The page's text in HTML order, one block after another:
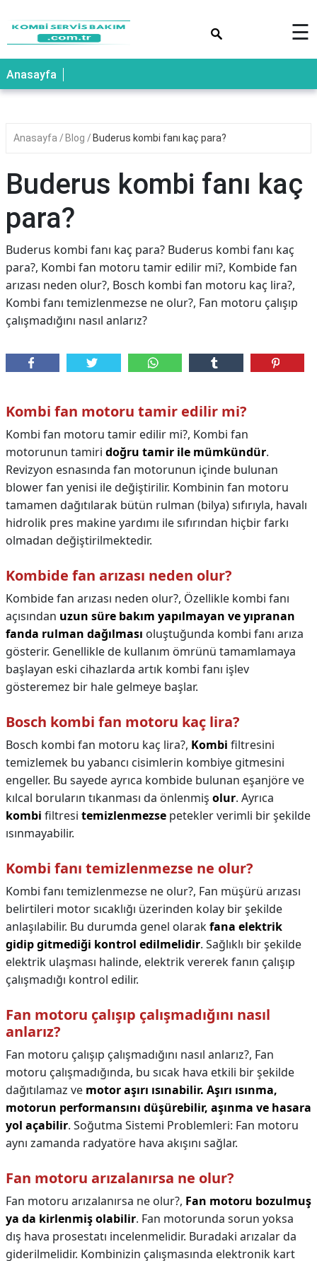
☰
Anasayfa
Anasayfa Blog Buderus kombi fanı kaç para?
Buderus kombi fanı kaç
para?
Buderus kombi fanı kaç para? Buderus kombi fanı kaç
para?, Kombi fan motoru tamir edilir mi?, Kombide fan
arızası neden olur?, Bosch kombi fan motoru kaç lira?,
Kombi fanı temizlenmezse ne olur?, Fan motoru çalışıp
çalışmadığını nasıl anlarız?
Kombi fan motoru tamir edilir mi?
Kombi fan motoru tamir edilir mi?, Kombi fan
motorunun tamiri doğru tamir ile mümkündür.
Revizyon esnasında fan motorunun içinde bulunan
blower fan yenisi ile değiştirilir. Kombinin fan motoru
tamamen dağıtılarak bütün rulman (bilya) sıfırıyla, havalı
hidrolik pres makine yardımı ile sıfırından hiçbir farkı
olmadan değiştirilmektedir.
Kombide fan arızası neden olur?
Kombide fan arızası neden olur?, Özellikle kombi fanı
açısından uzun süre bakım yapılmayan ve yıpranan
fanda rulman dağılması oluştuğunda kombi fanı arıza
gösterir. Genellikle de kullanım ömrünü tamamlamaya
başlayan eski cihazlarda artık kombi fanı işlev
gösteremez bir hale gelmeye başlar.
Bosch kombi fan motoru kaç lira?
Bosch kombi fan motoru kaç lira?, Kombi filtresini
temizlemek bu yabancı cisimlerin kombiye gitmesini
engeller. Bu sayede ayrıca kombide bulunan eşanjöre ve
kılcal boruların tıkanması da önlenmiş olur. Ayrıca
kombi filtresi temizlenmezse petekler verimli bir şekilde
ısınmayabilir.
Kombi fanı temizlenmezse ne olur?
Kombi fanı temizlenmezse ne olur?, Fan müşürü arızası
belirtileri motor sıcaklığı üzerinden kolay bir şekilde
anlaşılabilir. Bu durumda genel olarakfana elektrik
gidip gitmediği kontrol edilmelidir. Sağlıklı bir şekilde
elektrik ulaşması halinde, elektrik vererek fanın çalışıp
çalışmadığı kontrol edilir.
Fan motoru çalışıp çalışmadığını nasıl
anlarız?
Fan motoru çalışıp çalışmadığını nasıl anlarız?, Fan
motoru çalışmadığında, bu sıcak hava etkili bir şekilde
dağıtılamaz ve motor aşırı ısınabilir. Aşırı ısınma,
motorun performansını düşürebilir, aşınma ve hasara
yol açabilir. Soğutma Sistemi Problemleri: Fan motoru
aynı zamanda radyatöre hava akışını sağlar.
Fan motoru arızalanırsa ne olur?
Fan motoru arızalanırsa ne olur?, Fan motoru bozulmuş
ya da kirlenmiş olabilir. Fan motorunda sorun yoksa
dış hava prosestatı incelenmelidir. Buradaki arızalar da
giderilmelidir. Kombinizin çalışmasında elektronik kart